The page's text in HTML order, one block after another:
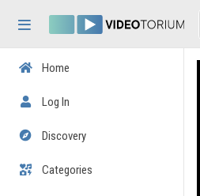
Home
Log In
Discovery
Categories